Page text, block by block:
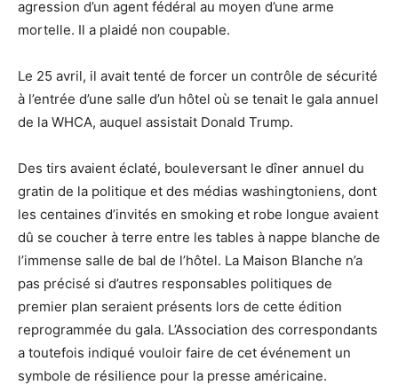
agression d’un agent fédéral au moyen d’une arme
mortelle. Il a plaidé non coupable.
Le 25 avril, il avait tenté de forcer un contrôle de sécurité
à l’entrée d’une salle d’un hôtel où se tenait le gala annuel
de la WHCA, auquel assistait Donald Trump.
Des tirs avaient éclaté, bouleversant le dîner annuel du
gratin de la politique et des médias washingtoniens, dont
les centaines d’invités en smoking et robe longue avaient
dû se coucher à terre entre les tables à nappe blanche de
l’immense salle de bal de l’hôtel. La Maison Blanche n’a
pas précisé si d’autres responsables politiques de
premier plan seraient présents lors de cette édition
reprogrammée du gala. L’Association des correspondants
a toutefois indiqué vouloir faire de cet événement un
symbole de résilience pour la presse américaine.